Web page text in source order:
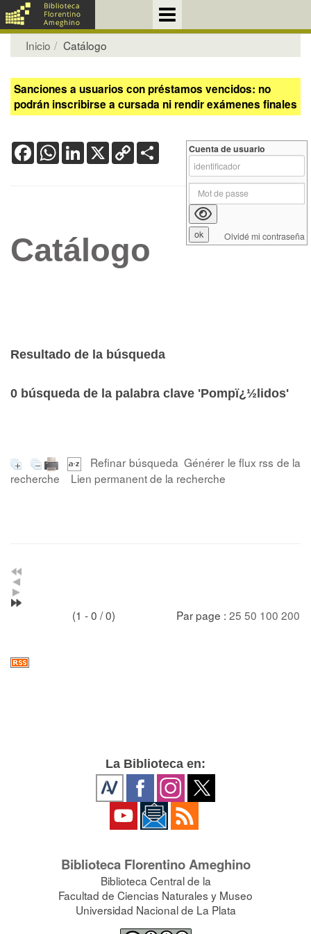
Inicio Catálogo
Sanciones a usuarios con préstamos vencidos: no
podrán inscribirse a cursada ni rendir exámenes finales
FacebookWhatsApp
LinkedIn
X Copy
Link
Catálogo
Resultado de la búsqueda
0 búsqueda de la palabra clave 'Pompï¿½lidos'
Refinar búsqueda Générer le flux rss de la
recherche
Lien permanent de la recherche
(1 - 0 / 0) Par page : 25 50 100 200
Cuenta de usuario
Olvidé mi contraseña
La Biblioteca en:
Biblioteca Florentino Ameghino
Biblioteca Central de la
Facultad de Ciencias Naturales y Museo
Universidad Nacional de La Plata